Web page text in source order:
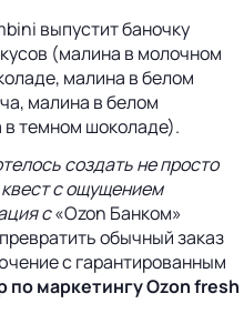
выпустит баночку
(малина в молочном
малина в белом
малина в белом
в темном шоколаде).
создать не просто
с ощущением
с«Ozon Банком»
обычный заказ
с гарантированным
по маркетингу Ozon fresh